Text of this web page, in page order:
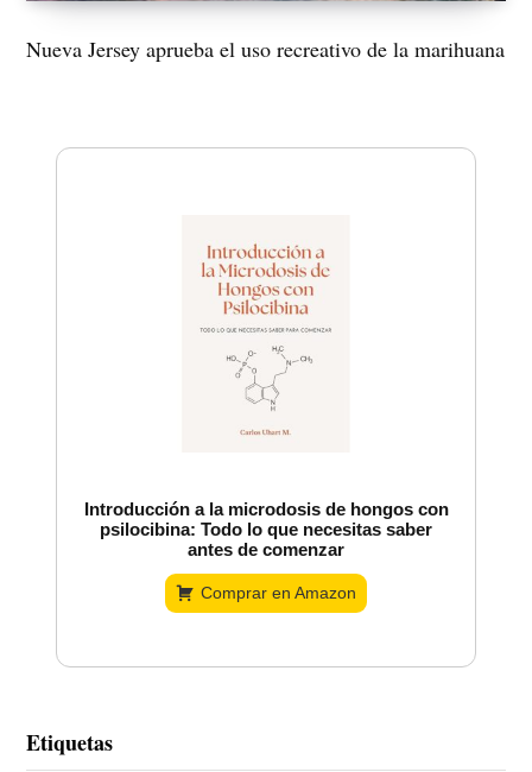
Nueva Jersey aprueba el uso recreativo de la marihuana
Introducción a la microdosis de hongos con
psilocibina: Todo lo que necesitas saber
antes de comenzar
Comprar en Amazon
Etiquetas